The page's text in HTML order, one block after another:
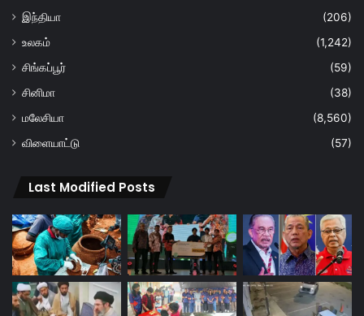
இந்தியா
(206)
உலகம்
(1,242)
சிங்கப்பூர்
(59)
சினிமா
(38)
மலேசியா
(8,560)
விளையாட்டு
(57)
Last Modified Posts